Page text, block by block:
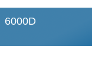
6000D